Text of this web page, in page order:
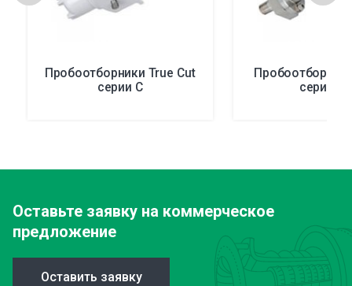
Пробоотборники True Cut
серии С
Пробоотборник
серии
Оставьте заявку на коммерческое
предложение
Оставить заявку